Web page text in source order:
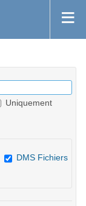
Uniquement
DMS Fichiers